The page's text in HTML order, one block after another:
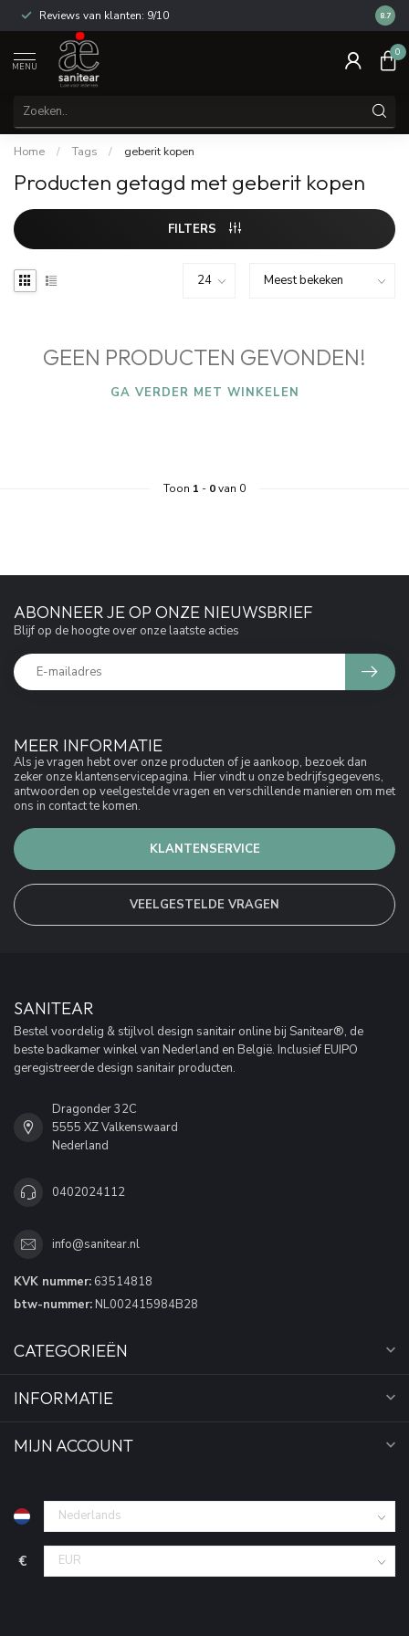
Reviews van klanten: 9/10 14
8.7
MENU
0
Home / Tags / geberit kopen
Producten getagd met geberit kopen
FILTERS
GEEN PRODUCTEN GEVONDEN!
GA VERDER MET WINKELEN
Toon 1 - 0van 0
MEER INFORMATIE
Als je vragen hebt over onze producten of je aankoop, bezoek dan
zeker onze klantenservicepagina. Hier vindt u onze bedrijfsgegevens,
antwoorden op veelgestelde vragen en verschillende manieren om met
ons in contact te komen.
KLANTENSERVICE
VEELGESTELDE VRAGEN
ABONNEER JE OP ONZE NIEUWSBRIEF
Blijf op de hoogte over onze laatste acties
SANITEAR
Bestel voordelig & stijlvol design sanitair online bij Sanitear®, de
beste badkamer winkel van Nederland en België. Inclusief EUIPO
geregistreerde design sanitair producten.
Dragonder 32C
5555 XZ Valkenswaard
Nederland
0402024112
info@sanitear.nl
KVK nummer: 63514818
btw-nummer: NL002415984B28
CATEGORIEËN
INFORMATIE
MIJN ACCOUNT
€